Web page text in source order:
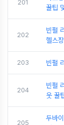
201
꿀팁
202
빈펄
헬스
203 빈펄
204
빈펄
웃 꿀
205
두바